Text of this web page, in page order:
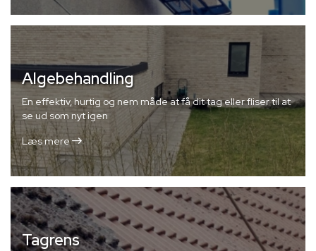
Algebehandling
En effektiv, hurtig og nem måde at få dit tag eller fliser til at
se ud som nyt igen
Læs mere
Tagrens